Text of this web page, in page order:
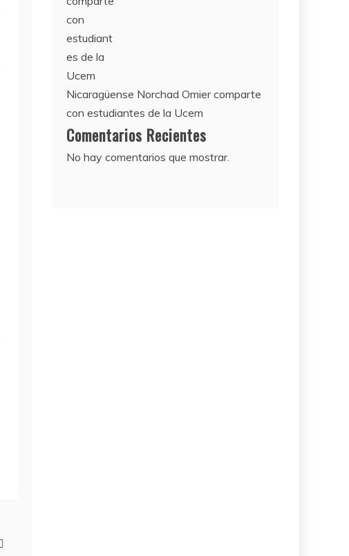
Nicaragüense Norchad Omier comparte
con estudiantes de la Ucem
Comentarios Recientes
No hay comentarios que mostrar.